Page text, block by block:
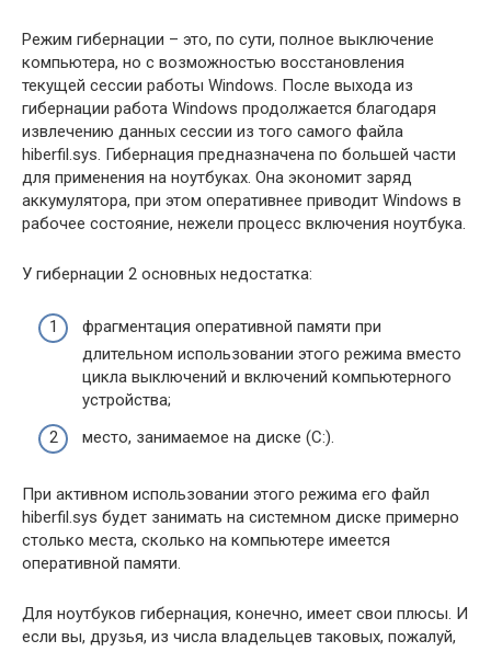
Режим гибернации – это, по сути, полное выключение
компьютера, но с возможностью восстановления
текущей сессии работы Windows. После выхода из
гибернации работа Windows продолжается благодаря
извлечению данных сессии из того самого файла
hiberfil.sys. Гибернация предназначена по большей части
для применения на ноутбуках. Она экономит заряд
аккумулятора, при этом оперативнее приводит Windows в
рабочее состояние, нежели процесс включения ноутбука.
У гибернации 2 основных недостатка:
фрагментация оперативной памяти при
длительном использовании этого режима вместо
цикла выключений и включений компьютерного
устройства;
место, занимаемое на диске (C:).
При активном использовании этого режима его файл
hiberfil.sys будет занимать на системном диске примерно
столько места, сколько на компьютере имеется
оперативной памяти.
Для ноутбуков гибернация, конечно, имеет свои плюсы. И
если вы, друзья, из числа владельцев таковых, пожалуй,